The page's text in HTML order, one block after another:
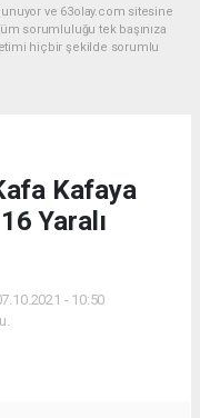
ve 63olay.com sitesine
sorumluluğu tek başınıza
hiçbir şekilde sorumlu
Kafaya
Yaralı
- 10:50